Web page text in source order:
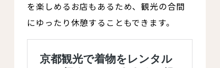
を楽しめるお店もあるため、観光の合間
にゆったり休憩することもできます。